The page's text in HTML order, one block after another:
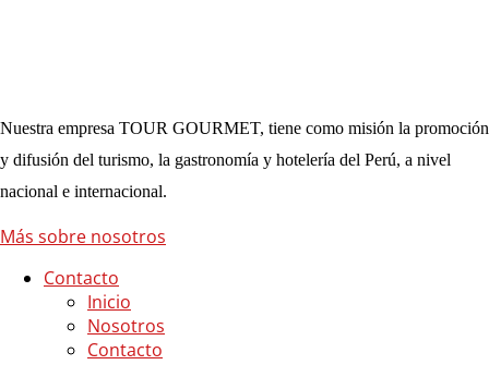
Nuestra empresa TOUR GOURMET, tiene como misión la promoción
y difusión del turismo, la gastronomía y hotelería del Perú, a nivel
nacional e internacional.
Más sobre nosotros
Contacto
Inicio
Nosotros
Contacto